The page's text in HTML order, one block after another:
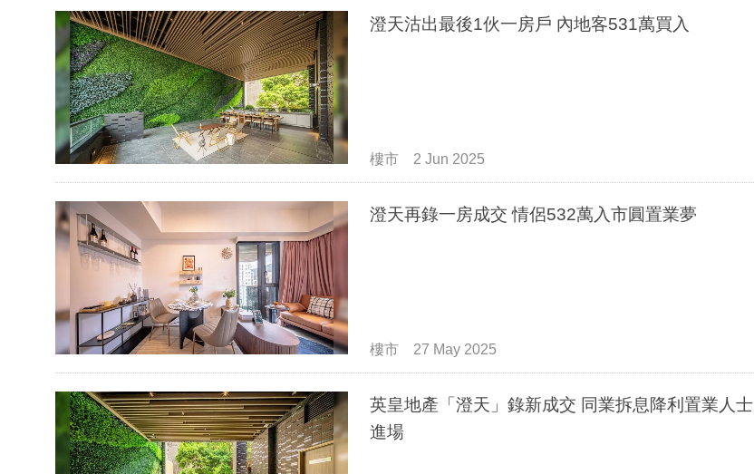
澄天沽出最後1伙一房戶 內地客531萬買入
樓市 2 Jun 2025
澄天再錄一房成交 情侶532萬入市圓置業夢
樓市 27 May 2025
英皇地產「澄天」錄新成交 同業拆息降利置業人士
進場